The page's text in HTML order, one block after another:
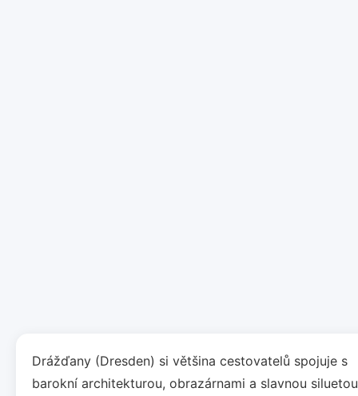
Drážďany (Dresden) si většina cestovatelů spojuje s
barokní architekturou, obrazárnami a slavnou siluetou